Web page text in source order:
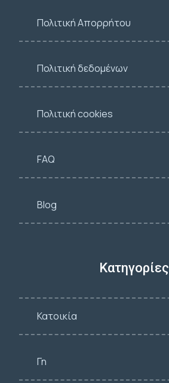
Πολιτική Απορρήτου
Πολιτική δεδομένων
Πολιτική cookies
FAQ
Blog
Κατηγορίες
Κατοικία
Γη